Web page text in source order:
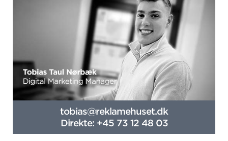
tobias@reklamehuset.dk
Direkte: +45 73 12 48 03